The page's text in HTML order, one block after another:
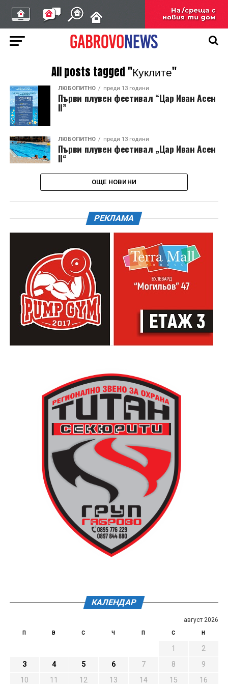
All posts tagged "Куклите"
ЛЮБОПИТНО преди 13 години
Първи плувен фестивал “Цар Иван Асен
II”
ЛЮБОПИТНО преди 13 години
Първи плувен фестивал „Цар Иван Асен
II“
ОЩЕ НОВИНИ
РЕКЛАМА
КАЛЕНДАР
август 2026
П В С Ч П С Н
1
2
3
4 5 6 7 8
9
10
11 12 13 14 15 16